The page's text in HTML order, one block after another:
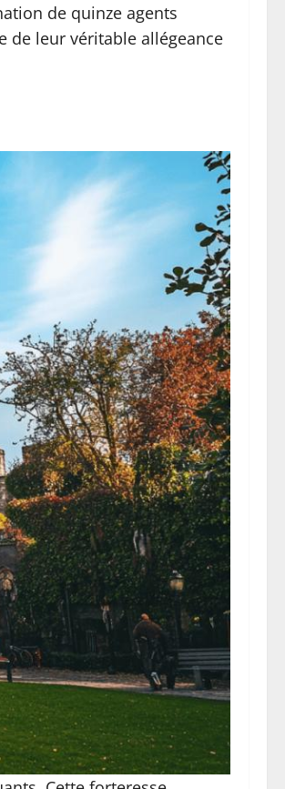
de quinze agents
de leur véritable allégeance